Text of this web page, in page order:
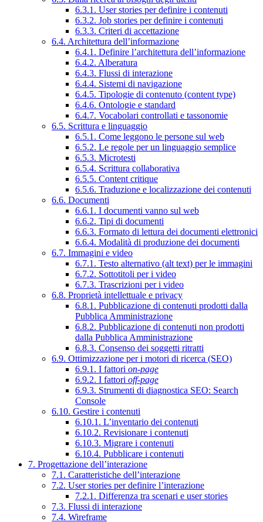
6.3.1. User stories per definire i contenuti
6.3.2. Job stories per definire i contenuti
6.3.3. Criteri di accettazione
6.4. Architettura dell’informazione
6.4.1. Definire l’architettura dell’informazione
6.4.2. Alberatura
6.4.3. Flussi di interazione
6.4.4. Sistemi di navigazione
6.4.5. Tipologie di contenuto (content type)
6.4.6. Ontologie e standard
6.4.7. Vocabolari controllati e tassonomie
6.5. Scrittura e linguaggio
6.5.1. Come leggono le persone sul web
6.5.2. Le regole per un linguaggio semplice
6.5.3. Microtesti
6.5.4. Scrittura collaborativa
6.5.5. Content critique
6.5.6. Traduzione e localizzazione dei contenuti
6.6. Documenti
6.6.1. I documenti vanno sul web
6.6.2. Tipi di documenti
6.6.3. Formato di lettura dei documenti elettronici
6.6.4. Modalità di produzione dei documenti
6.7. Immagini e video
6.7.1. Testo alternativo (alt text) per le immagini
6.7.2. Sottotitoli per i video
6.7.3. Trascrizioni per i video
6.8. Proprietà intellettuale e privacy
6.8.1. Pubblicazione di contenuti prodotti dalla
Pubblica Amministrazione
6.8.2. Pubblicazione di contenuti non prodotti
dalla Pubblica Amministrazione
6.8.3. Consenso dei soggetti ritratti
6.9. Ottimizzazione per i motori di ricerca (SEO)
6.9.1. I fattori on-page
6.9.2. I fattori off-page
6.9.3. Strumenti di diagnostica SEO: Search
Console
6.10. Gestire i contenuti
6.10.1. L’inventario dei contenuti
6.10.2. Revisionare i contenuti
6.10.3. Migrare i contenuti
6.10.4. Pubblicare i contenuti
7. Progettazione dell’interazione
7.1. Caratteristiche dell’interazione
7.2. User stories per definire l’interazione
7.2.1. Differenza tra scenari e user stories
7.3. Flussi di interazione
7.4. Wireframe